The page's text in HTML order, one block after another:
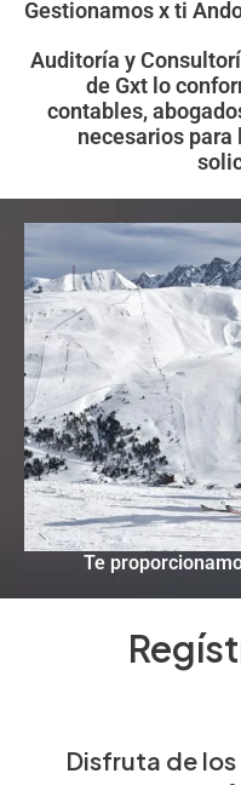
Gestionamos x ti
Auditoría y
de Gxt lo
contables,
necesarios
Te
Disfruta de